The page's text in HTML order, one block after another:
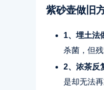
紫砂壶做旧
1、埋土法
杀菌，但
2、浓茶反
是却无法